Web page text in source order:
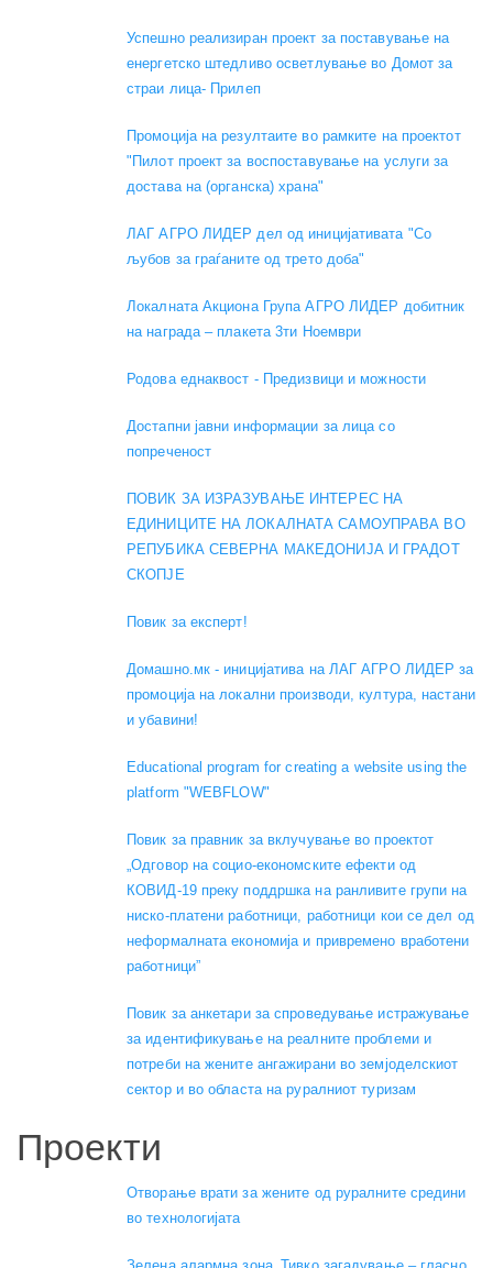
Успешно реализиран проект за поставување на
енергетско штедливо осветлување во Домот за
страи лица- Прилеп
Промоција на резултаите во рамките на проектот
"Пилот проект за воспоставување на услуги за
достава на (органска) храна"
ЛАГ АГРО ЛИДЕР дел од иницијативата "Со
љубов за граѓаните од трето доба"
Локалната Акциона Група АГРО ЛИДЕР добитник
на награда – плакета 3ти Ноември
Родова еднаквост - Предизвици и можности
Достапни јавни информации за лица со
попреченост
ПОВИК ЗА ИЗРАЗУВАЊЕ ИНТЕРЕС НА
ЕДИНИЦИТЕ НА ЛОКАЛНАТА САМОУПРАВА ВО
РЕПУБИКА СЕВЕРНА МАКЕДОНИЈА И ГРАДОТ
СКОПЈЕ
Повик за експерт!
Домашно.мк - иницијатива на ЛАГ АГРО ЛИДЕР за
промоција на локални производи, култура, настани
и убавини!
Educational program for creating a website using the
platform "WEBFLOW"
Повик за правник за вклучување во проектот
„Одговор на социо-економските ефекти од
КОВИД-19 преку поддршка на ранливите групи на
ниско-платени работници, работници кои се дел од
неформалната економија и привремено вработени
работници”
Повик за анкетари за спроведување истражување
за идентификување на реалните проблеми и
потреби на жените ангажирани во земјоделскиот
сектор и во областа на руралниот туризам
Проекти
Отворање врати за жените од руралните средини
во технологијата